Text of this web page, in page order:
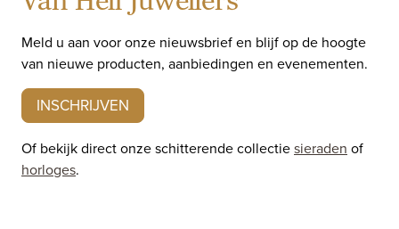
Meld u aan voor onze nieuwsbrief en blijf op de hoogte
van nieuwe producten, aanbiedingen en evenementen.
INSCHRIJVEN
Of bekijk direct onze schitterende collectiesieraden of
horloges.